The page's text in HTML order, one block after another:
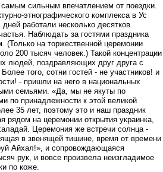
сильным впечатлением от поездки.
этнографического комплекса в Ус
работали несколько десятков
Наблюдать за гостями праздника
на торжественной церемонии
200 тысяч человек.) Такой концентрации
людей, поздравляющих друг друга с
того, сотни гостей - не участников! и
- пришли на него в национальных
семьями. «Да, мы не якуты по
по принадлежности к этой великой
35 лет, поэтому это и наш праздник
рядом на церемонии открытия украинка,
Церемония же встречи солнца -
в звенящей тишине, время от времени
Айхал!», и сопровождающаяся
рук, и вовсе произвела неизгладимое
по коже.